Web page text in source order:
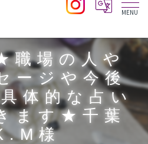
職場の人や
ージや今後
体的な占い
ます★千葉
様